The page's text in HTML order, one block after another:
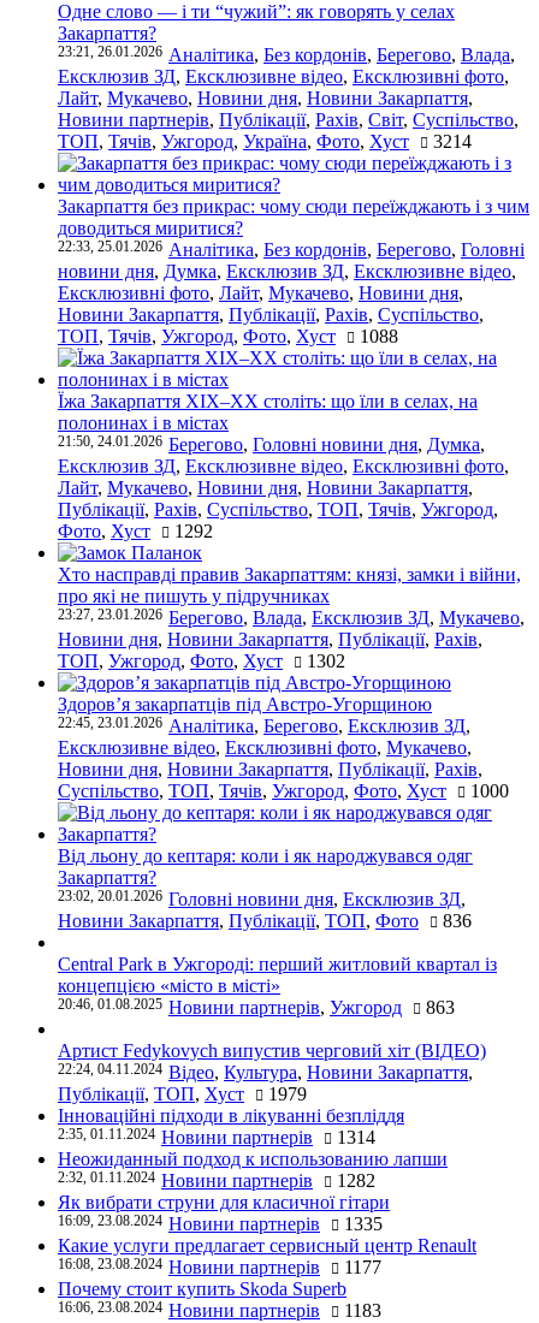
Одне слово — і ти “чужий”: як говорять у селах
Закарпаття?
23:21, 26.01.2026 Аналітика, Без кордонів, Берегово, Влада,
Ексклюзив ЗД, Ексклюзивне відео, Ексклюзивні фото,
Лайт, Мукачево, Новини дня, Новини Закарпаття,
Новини партнерів, Публікації, Рахів, Світ, Суспільство,
ТОП, Тячів, Ужгород, Україна, Фото, Хуст 3214
Закарпаття без прикрас: чому сюди переїжджають і з чим
доводиться миритися?
22:33, 25.01.2026 Аналітика, Без кордонів, Берегово, Головні
новини дня, Думка, Ексклюзив ЗД, Ексклюзивне відео,
Ексклюзивні фото, Лайт, Мукачево, Новини дня,
Новини Закарпаття, Публікації, Рахів, Суспільство,
ТОП, Тячів, Ужгород, Фото, Хуст 1088
Їжа Закарпаття ХІХ–ХХ століть: що їли в селах, на
полонинах і в містах
21:50, 24.01.2026 Берегово, Головні новини дня, Думка,
Ексклюзив ЗД, Ексклюзивне відео, Ексклюзивні фото,
Лайт, Мукачево, Новини дня, Новини Закарпаття,
Публікації, Рахів, Суспільство, ТОП, Тячів, Ужгород,
Фото, Хуст 1292
Хто насправді правив Закарпаттям: князі, замки і війни,
про які не пишуть у підручниках
23:27, 23.01.2026 Берегово, Влада, Ексклюзив ЗД, Мукачево,
Новини дня, Новини Закарпаття, Публікації, Рахів,
ТОП, Ужгород, Фото, Хуст 1302
Здоров’я закарпатців під Австро-Угорщиною
22:45, 23.01.2026 Аналітика, Берегово, Ексклюзив ЗД,
Ексклюзивне відео, Ексклюзивні фото, Мукачево,
Новини дня, Новини Закарпаття, Публікації, Рахів,
Суспільство, ТОП, Тячів, Ужгород, Фото, Хуст 1000
Від льону до кептаря: коли і як народжувався одяг
Закарпаття?
23:02, 20.01.2026 Головні новини дня, Ексклюзив ЗД,
Новини Закарпаття, Публікації, ТОП, Фото 836
Central Park в Ужгороді: перший житловий квартал із
концепцією «місто в місті»
20:46, 01.08.2025 Новини партнерів, Ужгород 863
Артист Fedykovych випустив черговий хіт (ВІДЕО)
22:24, 04.11.2024 Відео, Культура, Новини Закарпаття,
Публікації, ТОП, Хуст
1979
Інноваційні підходи в лікуванні безпліддя
2:35, 01.11.2024 Новини партнерів
1314
Неожиданный подход к использованию лапши
2:32, 01.11.2024 Новини партнерів
1282
Як вибрати струни для класичної гітари
16:09, 23.08.2024 Новини партнерів
1335
Какие услуги предлагает сервисный центр Renault
16:08, 23.08.2024 Новини партнерів
1177
Почему стоит купить Skoda Superb
16:06, 23.08.2024 Новини партнерів 1183